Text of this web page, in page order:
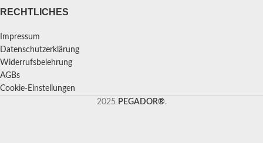
RECHTLICHES
Impressum
Datenschutzerklärung
Widerrufsbelehrung
AGBs
Cookie-Einstellungen
2025 PEGADOR®.